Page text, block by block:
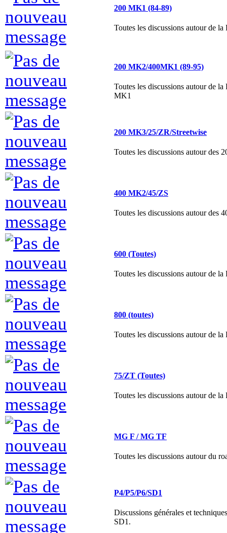
Toutes les discussions autour de
Toutes les discussions autour de
MK1
Toutes les discussions autour des
Toutes les discussions autour des
Toutes les discussions autour de la
Toutes les discussions autour de la
Toutes les discussions autour de
Toutes les discussions autour du
Discussions générales et
SD1.